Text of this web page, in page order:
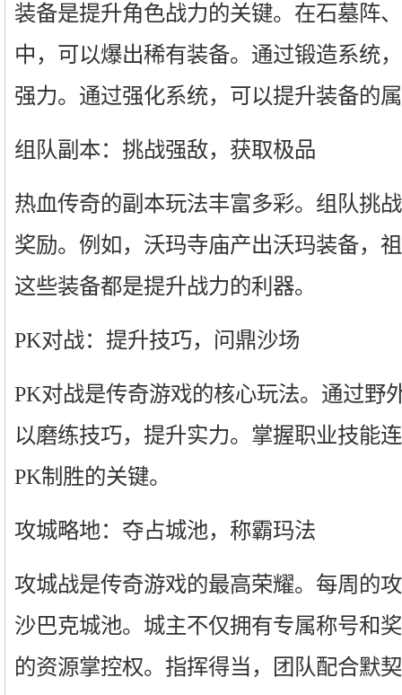
装备是提升角色战力的关键。在石墓阵
中，可以爆出稀有装备。通过锻造系统
强力。通过强化系统，可以提升装备的
组队副本：挑战强敌，获取极品
热血传奇的副本玩法丰富多彩。组队挑
奖励。例如，沃玛寺庙产出沃玛装备，
这些装备都是提升战力的利器。
PK对战：提升技巧，问鼎沙场
PK对战是传奇游戏的核心玩法。通过野
以磨练技巧，提升实力。掌握职业技能
PK制胜的关键。
攻城略地：夺占城池，称霸玛法
攻城战是传奇游戏的最高荣耀。每周的
沙巴克城池。城主不仅拥有专属称号和
的资源掌控权。指挥得当，团队配合默